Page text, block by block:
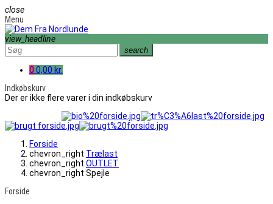
close
Menu
view_headline
search
0 0,00 kr.
Indkøbskurv
Der er ikke flere varer i din indkøbskurv
Forside
chevron_right Trælast
chevron_right OUTLET
chevron_right Spejle
Forside